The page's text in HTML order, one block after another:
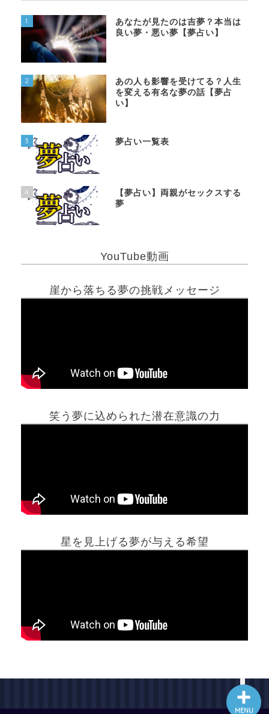
1
あなたが見たのは吉夢？本当は
良い夢・悪い夢【夢占い】
2
あの人も影響を受けてる？人生
を変える有名な夢の話【夢占
い】
3 夢占い一覧表
4
【夢占い】両親がセックスする
夢
YouTube動画
崖から落ちる夢の挑戦メッセージ
笑う夢に込められた潜在意識の力
星を見上げる夢が与える希望
MENU
ホーム
最新記事動画